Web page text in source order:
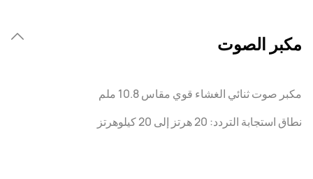
مكبر الصوت
مكبر صوت ثنائي الغشاء قوي مقاس 10.8 ملم
نطاق استجابة التردد: 20 هرتز إلى 20 كيلوهرتز